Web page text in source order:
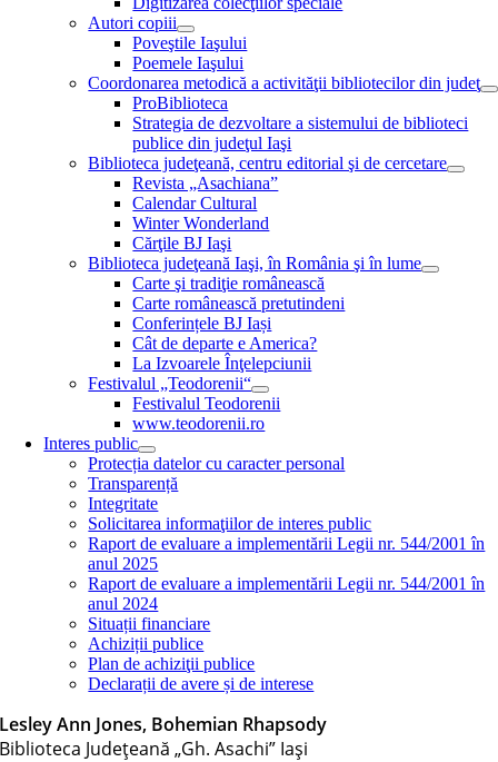
Autori copiii
Poveştile Iaşului
Poemele Iaşului
Coordonarea metodică a activităţii bibliotecilor din judeţ
ProBiblioteca
Strategia de dezvoltare a sistemului de biblioteci
publice din judeţul Iaşi
Biblioteca judeţeană, centru editorial şi de cercetare
Revista „Asachiana”
Calendar Cultural
Winter Wonderland
Cărţile BJ Iaşi
Biblioteca judeţeană Iaşi, în România şi în lume
Carte şi tradiţie românească
Carte românească pretutindeni
Conferințele BJ Iași
Cât de departe e America?
La Izvoarele Înţelepciunii
Festivalul „Teodorenii“
Festivalul Teodorenii
www.teodorenii.ro
Interes public
Protecția datelor cu caracter personal
Transparență
Integritate
Solicitarea informaţiilor de interes public
Raport de evaluare a implementării Legii nr. 544/2001 în
anul 2025
Raport de evaluare a implementării Legii nr. 544/2001 în
anul 2024
Situații financiare
Achiziții publice
Plan de achiziţii publice
Declarații de avere și de interese
Lesley Ann Jones, Bohemian Rhapsody
Biblioteca Judeţeană „Gh. Asachi” Iaşi